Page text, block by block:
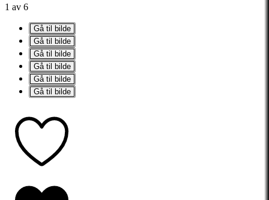
1 av 6
Gå til bilde
Gå til bilde
Gå til bilde
Gå til bilde
Gå til bilde
Gå til bilde